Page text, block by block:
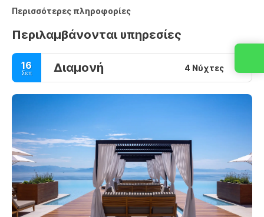
Περισσότερες πληροφορίες
Περιλαμβάνονται υπηρεσίες
16
Σεπ Διαμονή 4 Νύχτες